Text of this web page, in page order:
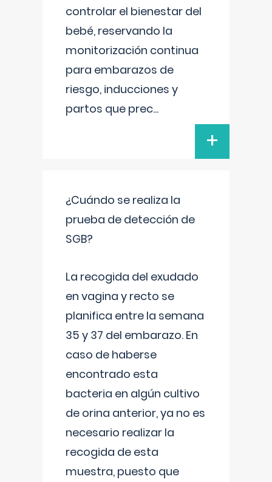
controlar el bienestar del
bebé, reservando la
monitorización continua
para embarazos de
riesgo, inducciones y
partos que prec...
+
¿Cuándo se realiza la
prueba de detección de
SGB?
La recogida del exudado
en vagina y recto se
planifica entre la semana
35 y 37 del embarazo. En
caso de haberse
encontrado esta
bacteria en algún cultivo
de orina anterior, ya no es
necesario realizar la
recogida de esta
muestra, puesto que